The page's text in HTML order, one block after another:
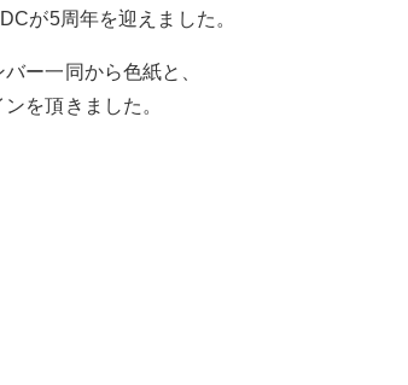
が5周年を迎えました。
ー一同から色紙と、
を頂きました。